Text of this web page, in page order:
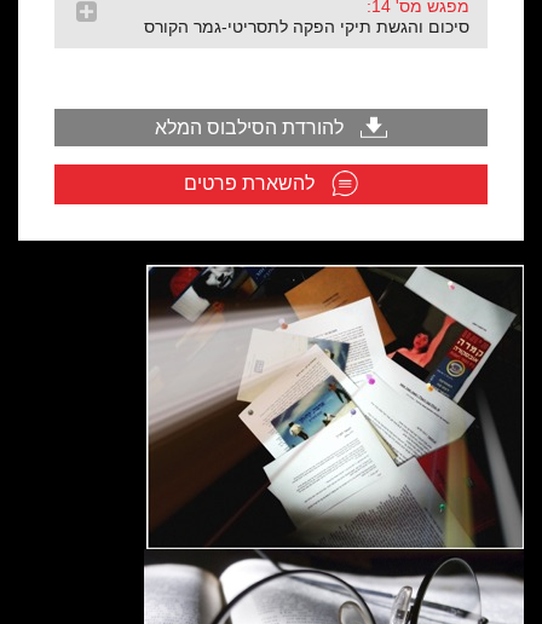
מפגש מס' 14:
סיכום והגשת תיקי הפקה לתסריטי-גמר הקורס
להורדת הסילבוס המלא
להשארת פרטים